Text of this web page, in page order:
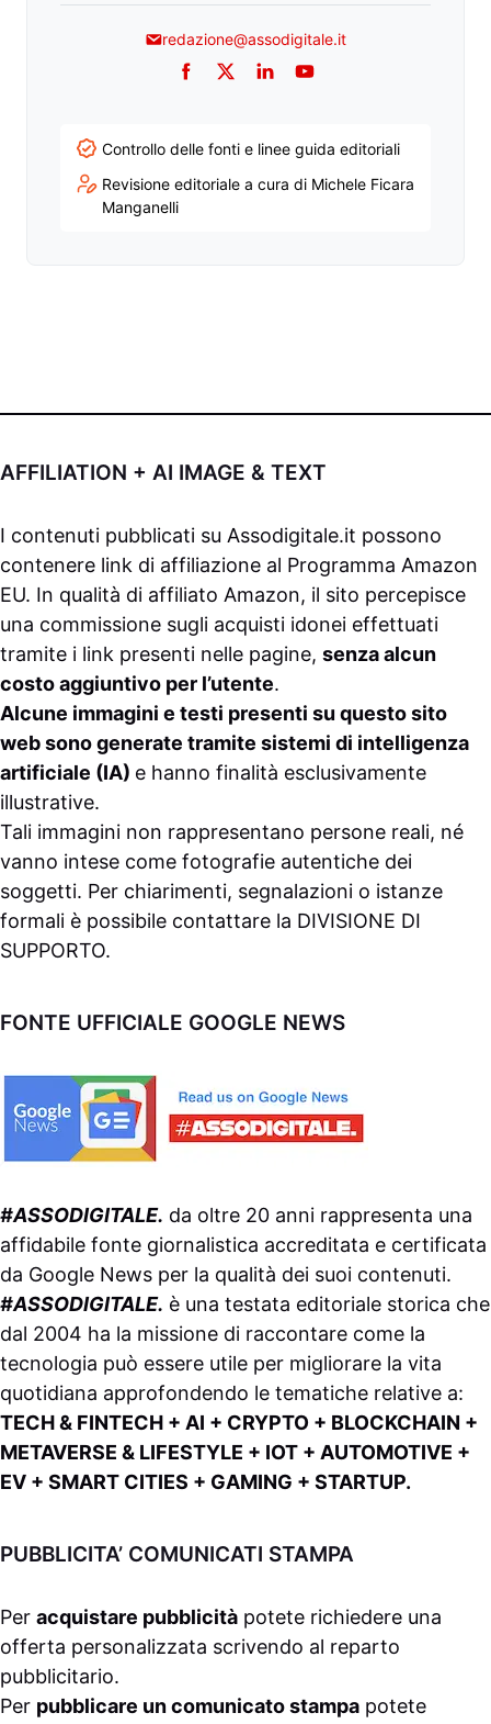
redazione@assodigitale.it
Facebook
TwitterLinkedInYouTube
Controllo delle fonti e linee guida editoriali
Revisione editoriale a cura di Michele Ficara
Manganelli
AFFILIATION + AI IMAGE & TEXT
I contenuti pubblicati su Assodigitale.it possono
contenere link di affiliazione al Programma Amazon
EU. In qualità di affiliato Amazon, il sito percepisce
una commissione sugli acquisti idonei effettuati
tramite i link presenti nelle pagine, senza alcun
costo aggiuntivo per l’utente.
Alcune immagini e testi presenti su questo sito
web sono generate tramite sistemi di intelligenza
artificiale (IA) e hanno finalità esclusivamente
illustrative.
Tali immagini non rappresentano persone reali, né
vanno intese come fotografie autentiche dei
soggetti. Per chiarimenti, segnalazioni o istanze
formali è possibile contattare la DIVISIONE DI
SUPPORTO.
FONTE UFFICIALE GOOGLE NEWS
#ASSODIGITALE. da oltre 20 anni rappresenta una
affidabile fonte giornalistica accreditata e certificata
da Google News per la qualità dei suoi contenuti.
#ASSODIGITALE. è una testata editoriale storica che
dal 2004 ha la missione di raccontare come la
tecnologia può essere utile per migliorare la vita
quotidiana approfondendo le tematiche relative a:
TECH & FINTECH + AI + CRYPTO + BLOCKCHAIN +
METAVERSE & LIFESTYLE + IOT + AUTOMOTIVE +
EV + SMART CITIES + GAMING + STARTUP.
PUBBLICITA’ COMUNICATI STAMPA
Per acquistare pubblicità potete richiedere una
offerta personalizzata scrivendo al reparto
pubblicitario.
Per pubblicare un comunicato stampa potete